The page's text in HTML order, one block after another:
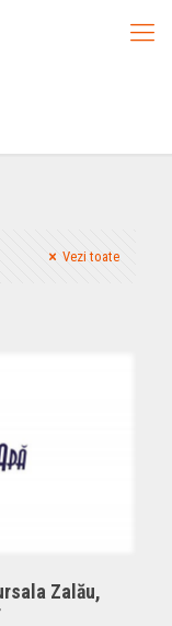
Vezi toate
Zalău,